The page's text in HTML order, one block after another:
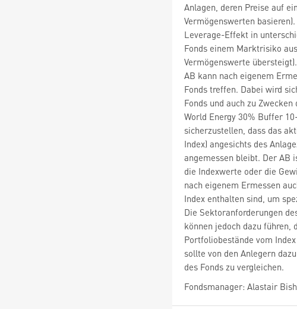
Anlagen, deren Preise auf
Vermögenswerten
Leverage-Effekt in
Fonds einem Marktrisiko
Vermögenswerte
AB kann nach eigenem
Fonds treffen. Dabei wird
Fonds und auch zu
World Energy 30% Buffer
sicherzustellen, dass das
Index) angesichts des
angemessen bleibt. Der AB
die Indexwerte oder die
nach eigenem Ermessen
Index enthalten sind, um
Die Sektoranforderungen
können jedoch dazu führen,
Portfoliobestände vom
sollte von den Anlegern
des Fonds zu vergleichen.
Fondsmanager: Alastair